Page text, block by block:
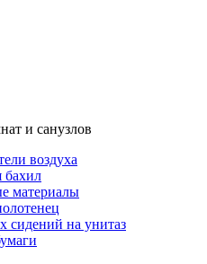
и санузлов
воздуха
бахил
материалы
сидений на унитаз